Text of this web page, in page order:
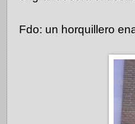
Fdo: un horquillero